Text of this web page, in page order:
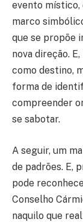
evento místico,
marco
que se propõe
nova direção.
como destino,
forma de
compreender
se sabotar.
A seguir, um
de padrões. E,
pode
Conselho
naquilo que